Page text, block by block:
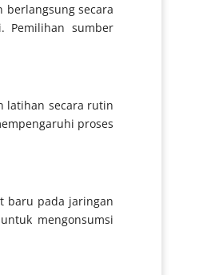
berlangsung secara
Pemilihan sumber
latihan secara rutin
proses
baru pada jaringan
mengonsumsi